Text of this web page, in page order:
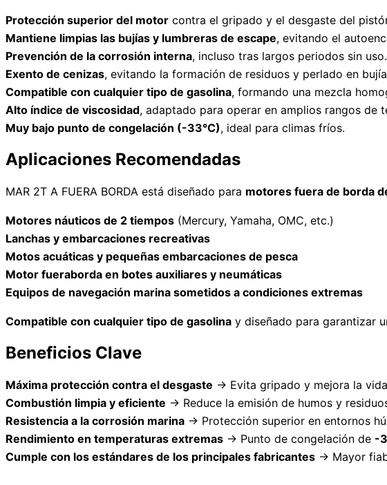
Protección superior del motor contra el gripado y el desgaste del
Mantiene limpias las bujías y lumbreras de escape, evitando el
Prevención de la corrosión interna, incluso tras largos periodos sin uso.
Exento de cenizas, evitando la formación de residuos y perlado en
Compatible con cualquier tipo de gasolina, formando una mezcla
Alto índice de viscosidad, adaptado para operar en amplios rangos de
Muy bajo punto de congelación (-33°C), ideal para climas fríos.
Aplicaciones Recomendadas
MAR 2T A FUERA BORDA está diseñado para motores fuera de borda
Motores náuticos de 2 tiempos (Mercury, Yamaha, OMC, etc.)
Lanchas y embarcaciones recreativas
Motos acuáticas y pequeñas embarcaciones de pesca
Motor fueraborda en botes auxiliares y neumáticas
Equipos de navegación marina sometidos a condiciones extremas
Compatible con cualquier tipo de gasolina y diseñado para garantizar
Beneficios Clave
Máxima protección contra el desgaste → Evita gripado y mejora la
Combustión limpia y eficiente → Reduce la emisión de humos y
Resistencia a la corrosión marina → Protección superior en entornos
Rendimiento en temperaturas extremas → Punto de congelación de -
Cumple con los estándares de los principales fabricantes → Mayor